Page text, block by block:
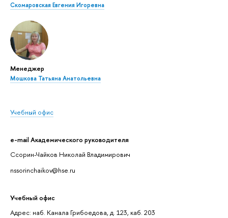
Скомаровская Евгения Игоревна
Менеджер
Мошкова Татьяна Анатольевна
Учебный офис
e-mail Академического руководителя
Ссорин-Чайков Николай Владимирович
nssorinchaikov@hse.ru
Учебный офис
Адрес: наб. Канала Грибоедова, д. 123, каб. 203